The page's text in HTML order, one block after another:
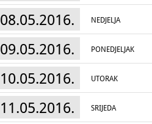
08.05.2016. NEDJELJA
09.05.2016. PONEDJELJAK
10.05.2016. UTORAK
11.05.2016. SRIJEDA